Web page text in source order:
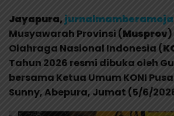
Jayapura,
Musyawarah Provinsi (Musprov
Olahraga Nasional Indonesia (
Tahun 2026 resmi dibuka oleh
bersama Ketua Umum KONI
Sunny, Abepura, Jumat (5/6/